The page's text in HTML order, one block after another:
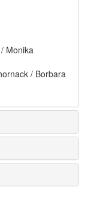
Monika
/ Borbara